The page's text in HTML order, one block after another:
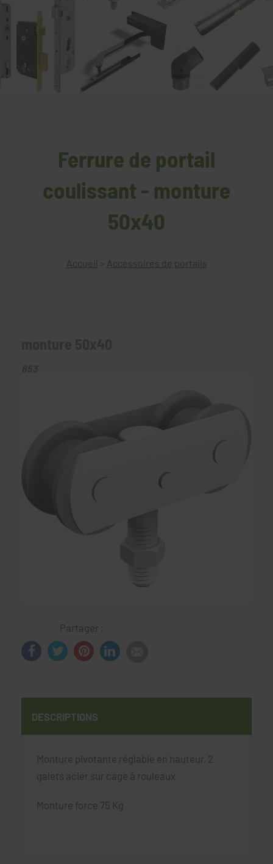
Ferrure de portail
coulissant - monture
50x40
Accueil > Accessoires de portails
Partager :
DESCRIPTIONS
Monture pivotante réglable en hauteur, 2
galets acier sur cage à rouleaux
Monture force 75 Kg